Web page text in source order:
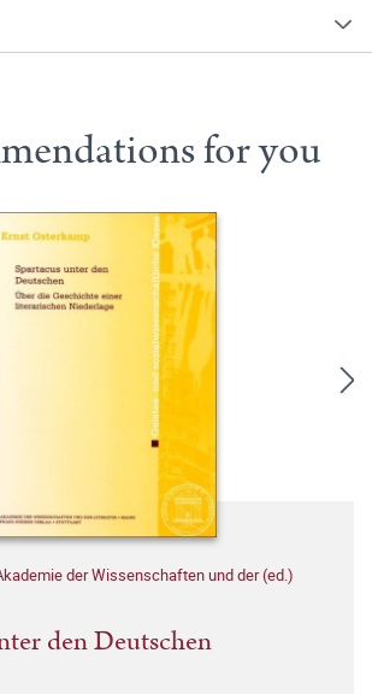
for you
der Wissenschaften und der (ed.)
den Deutschen